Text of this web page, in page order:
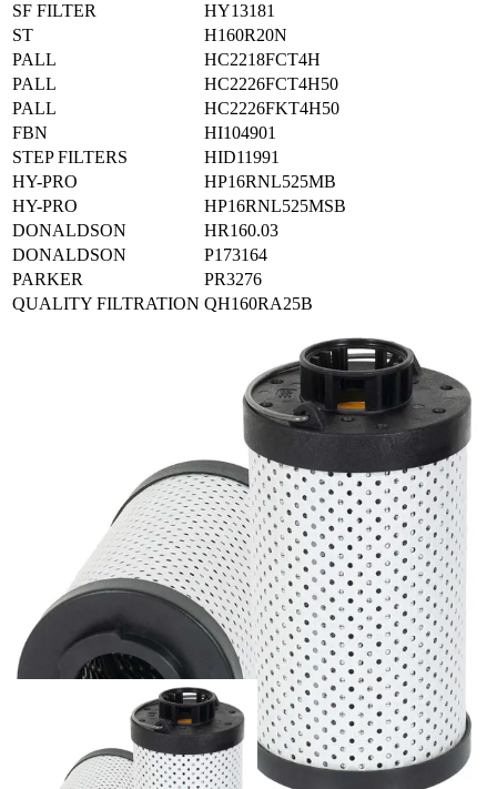
SF FILTER
HY13181
ST
H160R20N
PALL
HC2218FCT4H
PALL
HC2226FCT4H50
PALL
HC2226FKT4H50
FBN
HI104901
STEP FILTERS
HID11991
HY-PRO
HP16RNL525MB
HY-PRO
HP16RNL525MSB
DONALDSON
HR160.03
DONALDSON
P173164
PARKER
PR3276
QUALITY FILTRATION QH160RA25B
RE045E20B
RE045E20B4
RE045E20B/4
RE045G20B
RE045G20B4
RE045G20B/4
FILTREC-OLD
RHR160E20B
FILTREC-OLD
RHR160G20B/4
FILTREC
RHR160G20B3/AB1
SCHROEDER
SBF0160RZ25B
SOFIMA
SHR0160FV11
WOODGATE
WGHH16020RB
Liittyvät tuotteet